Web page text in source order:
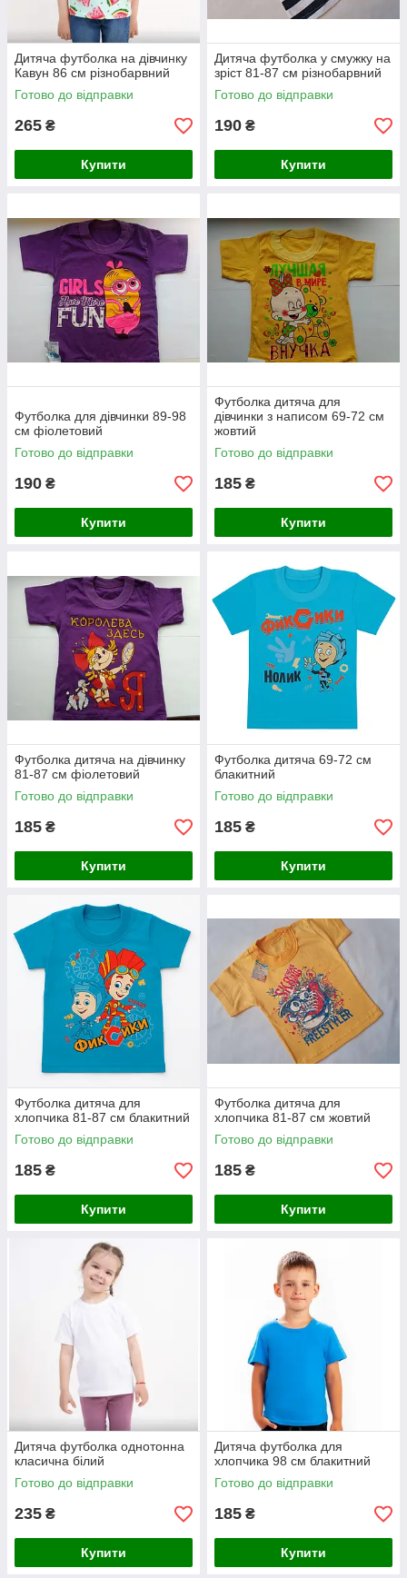
Дитяча футболка на дівчинку
Кавун 86 см різнобарвний
Готово до відправки
265 ₴
Купити
Дитяча футболка у смужку на
зріст 81-87 см різнобарвний
Готово до відправки
190 ₴
Купити
Футболка для дівчинки 89-98
см фіолетовий
Готово до відправки
190 ₴
Купити
Футболка дитяча для
дівчинки з написом 69-72 см
жовтий
Готово до відправки
185 ₴
Купити
Футболка дитяча на дівчинку
81-87 см фіолетовий
Готово до відправки
185 ₴
Купити
Футболка дитяча 69-72 см
блакитний
Готово до відправки
185 ₴
Купити
Футболка дитяча для
хлопчика 81-87 см блакитний
Готово до відправки
185 ₴
Купити
Футболка дитяча для
хлопчика 81-87 см жовтий
Готово до відправки
185 ₴
Купити
Дитяча футболка однотонна
класична білий
Готово до відправки
235 ₴
Купити
Дитяча футболка для
хлопчика 98 см блакитний
Готово до відправки
185 ₴
Купити